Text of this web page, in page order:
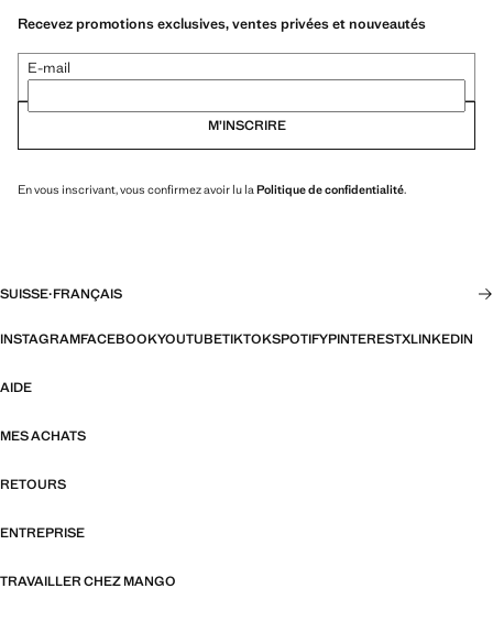
Recevez promotions exclusives, ventes privées et nouveautés
E-mail
M’INSCRIRE
En vous inscrivant, vous confirmez avoir lu laPolitique de confidentialité.
SUISSE·FRANÇAIS
INSTAGRAMFACEBOOKYOUTUBETIKTOKSPOTIFYPINTERESTXLINKEDIN
AIDE
MES ACHATS
RETOURS
ENTREPRISE
TRAVAILLER CHEZ MANGO